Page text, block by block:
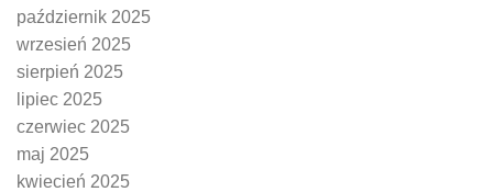
październik 2025
wrzesień 2025
sierpień 2025
lipiec 2025
czerwiec 2025
maj 2025
kwiecień 2025